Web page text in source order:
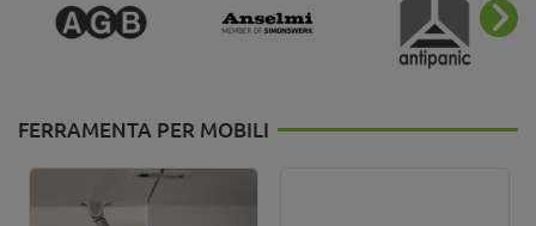
FERRAMENTA PER MOBILI